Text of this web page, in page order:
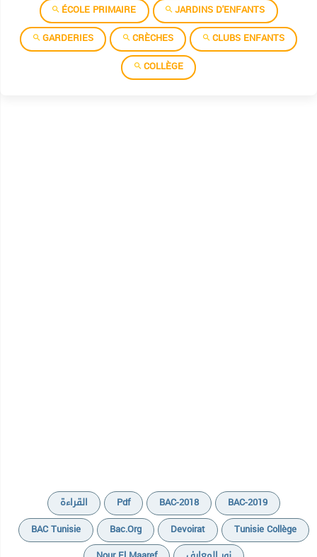
ÉCOLE PRIMAIRE
JARDINS D'ENFANTS
GARDERIES
CRÈCHES
CLUBS ENFANTS
COLLÈGE
القراءة Pdf BAC-2018
BAC-2019
BAC Tunisie
Bac.org Devoirat
Tunisie Collège